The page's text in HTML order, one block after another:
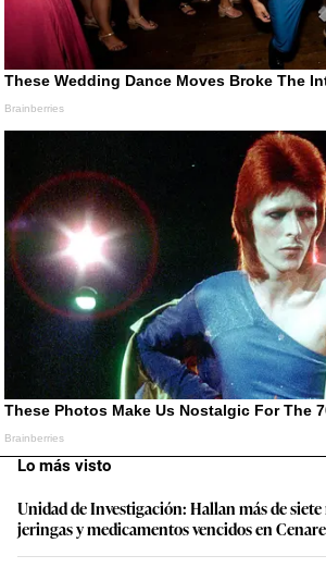
Lo más visto
Unidad de Investigación: Hallan más de
jeringas y medicamentos vencidos en